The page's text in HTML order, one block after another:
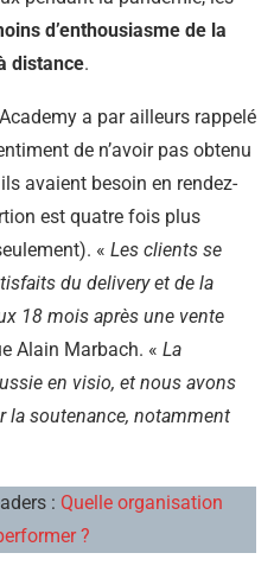
d’enthousiasme de la
distance.
a par ailleurs rappelé
de n’avoir pas obtenu
avaient besoin en rendez-
est quatre fois plus
« Les clients se
du delivery et de la
18 mois après une vente
Alain Marbach. « La
en visio, et nous avons
la soutenance, notamment
: Quelle organisation
?